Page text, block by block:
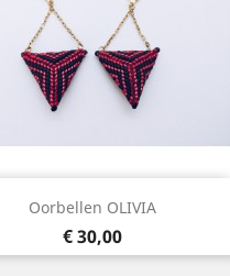
Oorbellen OLIVIA
Prijs
€ 30,00